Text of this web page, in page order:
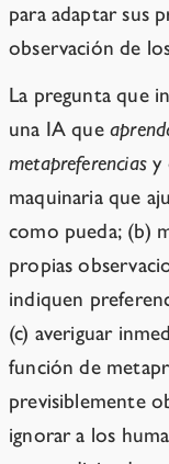
para adaptar sus
observación de
La pregunta que
una IA que
metapreferenciasy
maquinaria que
como pueda; (b)
propias
indiquen
(c) averiguar
función de
previsiblemente
ignorar a los